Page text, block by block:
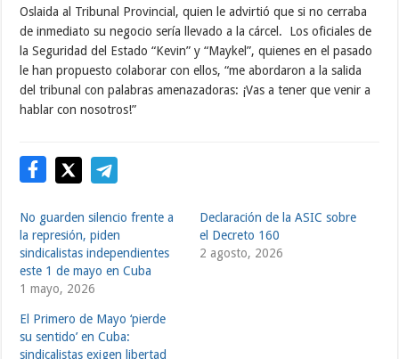
Oslaida al Tribunal Provincial, quien le advirtió que si no cerraba
de inmediato su negocio sería llevado a la cárcel. Los oficiales de
la Seguridad del Estado “Kevin” y “Maykel”, quienes en el pasado
le han propuesto colaborar con ellos, “me abordaron a la salida
del tribunal con palabras amenazadoras: ¡Vas a tener que venir a
hablar con nosotros!”
No guarden silencio frente a
la represión, piden
sindicalistas independientes
este 1 de mayo en Cuba
1 mayo, 2026
Declaración de la ASIC sobre
el Decreto 160
2 agosto, 2026
El Primero de Mayo ‘pierde
su sentido’ en Cuba:
sindicalistas exigen libertad